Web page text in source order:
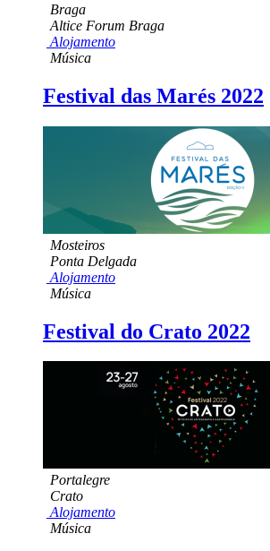
Braga
Altice Forum Braga
Alojamento
Música
Festival das Marés 2022
Mosteiros
Ponta Delgada
Alojamento
Música
Festival do Crato 2022
Portalegre
Crato
Alojamento
Música